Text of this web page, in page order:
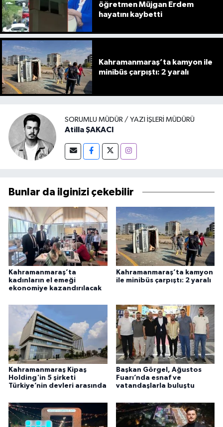
öğretmen Müjgan Erdem
hayatını kaybetti
Kahramanmaraş’ta kamyon ile
minibüs çarpıştı: 2 yaralı
SORUMLU MÜDÜR / YAZI İŞLERI MÜDÜRÜ
Atilla ŞAKACI
Bunlar da ilginizi çekebilir
Kahramanmaraş’ta
kadınların el emeği
ekonomiye kazandırılacak
Kahramanmaraş’ta kamyon
ile minibüs çarpıştı: 2 yaralı
Kahramanmaraş Kipaş
Holding'in 5 şirketi
Türkiye’nin devleri arasında
Başkan Görgel, Ağustos
Fuarı’nda esnaf ve
vatandaşlarla buluştu